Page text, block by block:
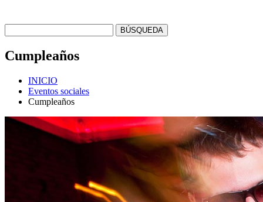
Cumpleaños
INICIO
Eventos sociales
Cumpleaños